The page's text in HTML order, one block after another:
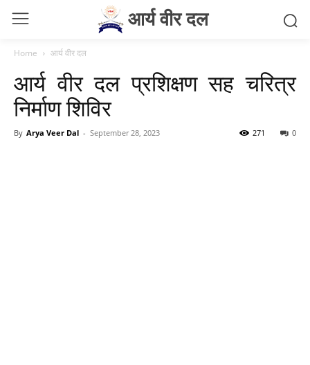
आर्य वीर दल
Home आर्य वीर दल
आर्य वीर दल प्रशिक्षण सह चरित्र
निर्माण शिविर
By Arya Veer Dal - September 28, 2023 0
271